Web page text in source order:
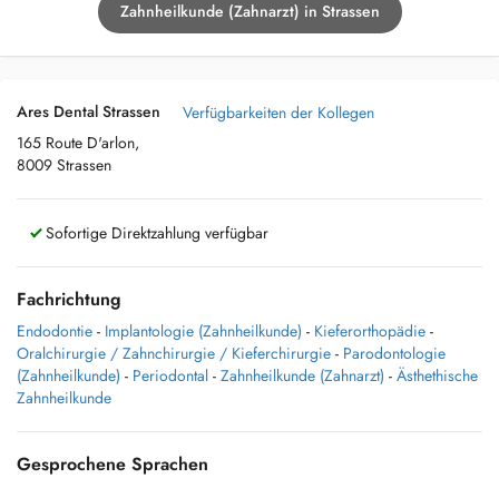
Zahnheilkunde (Zahnarzt) in Strassen
Ares Dental Strassen
165 Route D'arlon,
8009 Strassen
Verfügbarkeiten der Kollegen
Sofortige Direktzahlung verfügbar
Fachrichtung
Endodontie - Implantologie (Zahnheilkunde) - Kieferorthopädie -
Oralchirurgie / Zahnchirurgie / Kieferchirurgie - Parodontologie
(Zahnheilkunde) - Periodontal - Zahnheilkunde (Zahnarzt) - Ästhethische
Zahnheilkunde
Gesprochene Sprachen